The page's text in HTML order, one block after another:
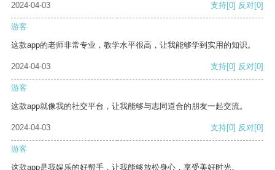
2024-04-03
支持[0] 反对[0]
游客
这款app的老师非常专业，教学水平很高，让我能够学到实用的知识。
2024-04-03 支持[0] 反对[0]
游客
这款app就像我的社交平台，让我能够与志同道合的朋友一起交流。
2024-04-03 支持[0] 反对[0]
游客
这款app是我娱乐的好帮手，让我能够放松身心，享受美好时光。